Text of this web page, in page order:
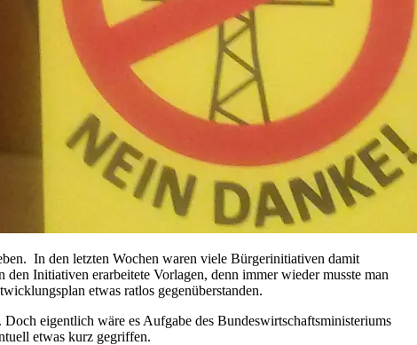
In den letzten Wochen waren viele Bürgerinitiativen damit
Initiativen erarbeitete Vorlagen, denn immer wieder musste man
etwas ratlos gegenüberstanden.
eigentlich wäre es Aufgabe des Bundeswirtschaftsministeriums
etwas kurz gegriffen.